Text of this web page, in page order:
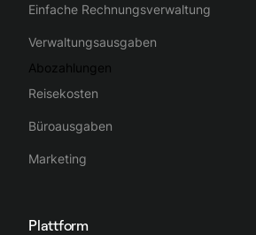
Einfache Rechnungsverwaltung
Verwaltungsausgaben
Abozahlungen
Reisekosten
Büroausgaben
Marketing
Plattform